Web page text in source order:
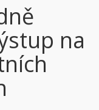
na